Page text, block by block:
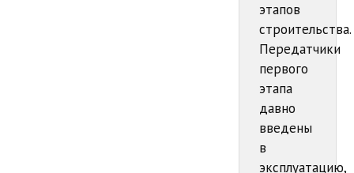
этапов
строительства.
Передатчики
первого
этапа
давно
введены
в
эксплуатацию,